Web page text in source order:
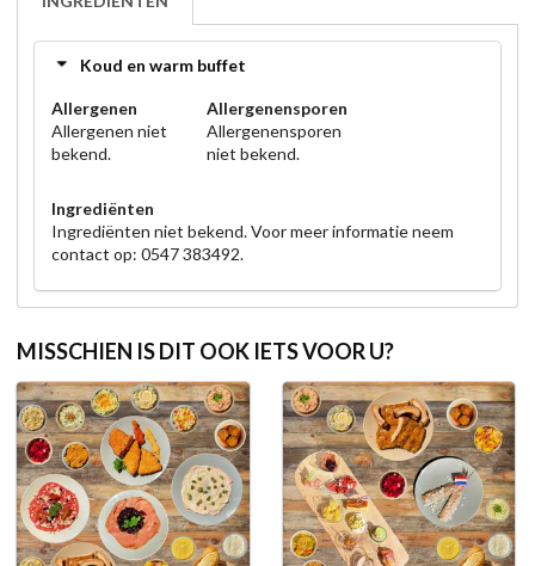
Koud en warm buffet
Allergenen
Allergenen niet
bekend.
Allergenensporen
Allergenensporen
niet bekend.
Ingrediënten
Ingrediënten niet bekend. Voor meer informatie neem
contact op: 0547 383492.
MISSCHIEN IS DIT OOK IETS VOOR U?